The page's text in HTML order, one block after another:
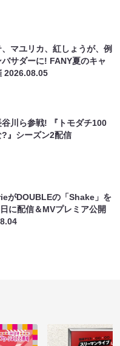
、マユリカ、紅しょうが、例
バサダーに! FANY夏のキャ
2026.08.05
川ら参戦! 『トモダチ100
?』シーズン2配信
がDOUBLEの「Shake」を
に配信＆MVプレミア公開